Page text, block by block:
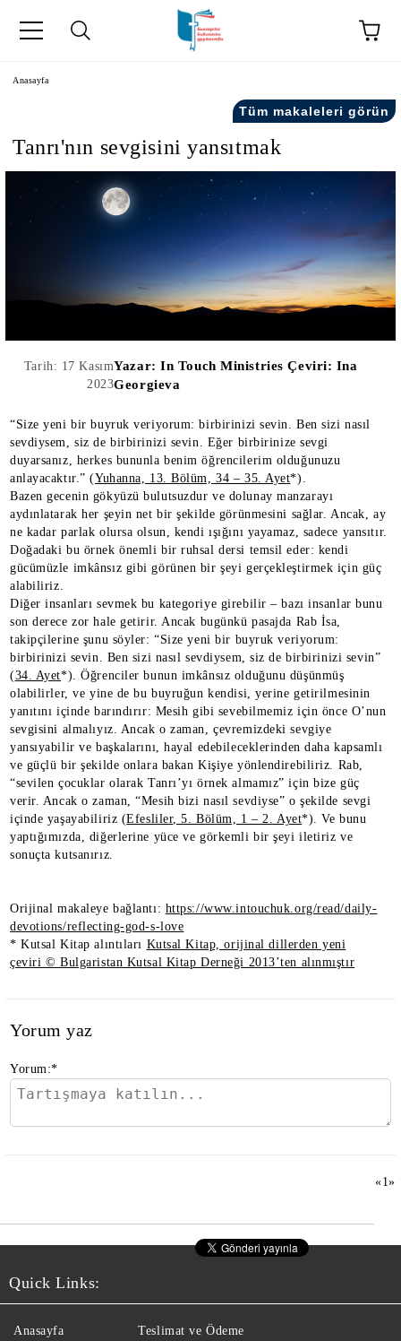
Anasayfa
Tüm makaleleri görün
Tanrı'nın sevgisini yansıtmak
Tarih: 17 Kasım
2023
Yazar: In Touch Ministries Çeviri: Ina
Georgieva
“Size yeni bir buyruk veriyorum: birbirinizi sevin. Ben sizi nasıl
sevdiysem, siz de birbirinizi sevin. Eğer birbirinize sevgi
duyarsanız, herkes bununla benim öğrencilerim olduğunuzu
anlayacaktır.” (Yuhanna, 13. Bölüm, 34 – 35. Ayet*).
Bazen gecenin gökyüzü bulutsuzdur ve dolunay manzarayı
aydınlatarak her şeyin net bir şekilde görünmesini sağlar. Ancak, ay
ne kadar parlak olursa olsun, kendi ışığını yayamaz, sadece yansıtır.
Doğadaki bu örnek önemli bir ruhsal dersi temsil eder: kendi
gücümüzle imkânsız gibi görünen bir şeyi gerçekleştirmek için güç
alabiliriz.
Diğer insanları sevmek bu kategoriye girebilir – bazı insanlar bunu
son derece zor hale getirir. Ancak bugünkü pasajda Rab İsa,
takipçilerine şunu söyler: “Size yeni bir buyruk veriyorum:
birbirinizi sevin. Ben sizi nasıl sevdiysem, siz de birbirinizi sevin”
(34. Ayet*). Öğrenciler bunun imkânsız olduğunu düşünmüş
olabilirler, ve yine de bu buyruğun kendisi, yerine getirilmesinin
yanıtını içinde barındırır: Mesih gibi sevebilmemiz için önce O’nun
sevgisini almalıyız. Ancak o zaman, çevremizdeki sevgiye
yansıyabilir ve başkalarını, hayal edebileceklerinden daha kapsamlı
ve güçlü bir şekilde onlara bakan Kişiye yönlendirebiliriz. Rab,
“sevilen çocuklar olarak Tanrı’yı örnek almamız” için bize güç
verir. Ancak o zaman, “Mesih bizi nasıl sevdiyse” o şekilde sevgi
içinde yaşayabiliriz (Efesliler, 5. Bölüm, 1 – 2. Ayet*). Ve bunu
yaptığımızda, diğerlerine yüce ve görkemli bir şeyi iletiriz ve
sonuçta kutsanırız.
Orijinal makaleye bağlantı: https://www.intouchuk.org/read/daily-
devotions/reflecting-god-s-love
* Kutsal Kitap alıntıları Kutsal Kitap, orijinal dillerden yeni
çeviri © Bulgaristan Kutsal Kitap Derneği 2013’ten alınmıştır
Yorum yaz
Yorum:*
«1»
Quick Links:
Anasayfa Teslimat ve Ödeme